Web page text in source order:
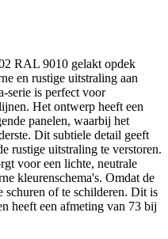
RAL 9010 gelakt opdek
en rustige uitstraling aan
serie is perfect voor
Het ontwerp heeft een
panelen, waarbij het
Dit subtiele detail geeft
rustige uitstraling te verstoren.
voor een lichte, neutrale
kleurenschema's. Omdat de
schuren of te schilderen. Dit is
heeft een afmeting van 73 bij